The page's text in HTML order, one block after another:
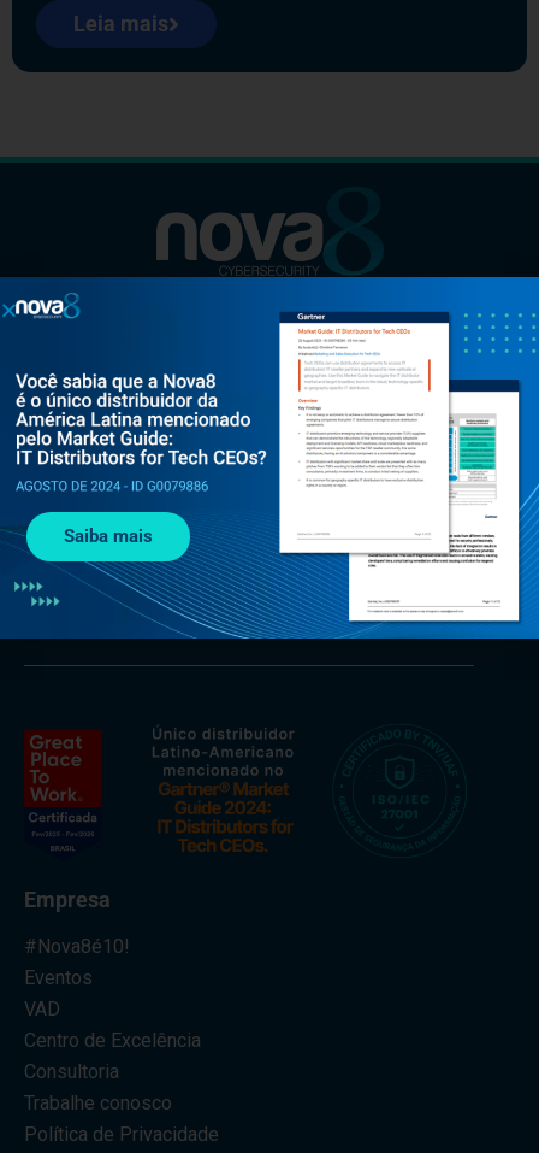
Leia mais
Al. Rio Negro, 585 - Torre Jaçarí - 13º andar Conjunto 134 -
Alphaville, Barueri - SP, 06454-000
+55 (11) 3375 0133
contato@nova8.com.br
Fale com a Nova8 pelo WhatsApp
Empresa
#Nova8é10!
Eventos
VAD
Centro de Excelência
Consultoria
Trabalhe conosco
Política de Privacidade
Saiba mais